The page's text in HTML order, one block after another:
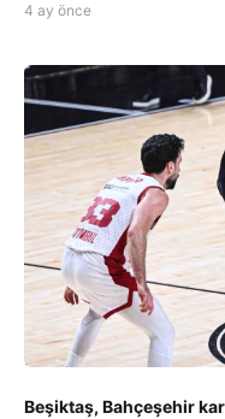
4 ay önce
Beşiktaş, Bahçeşehir